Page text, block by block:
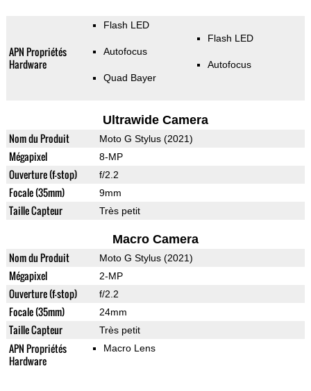
APN Propriétés
Hardware
Flash LED
Autofocus
Quad Bayer
Flash LED
Autofocus
Ultrawide Camera
Nom du Produit Moto G Stylus (2021)
Mégapixel 8-MP
Ouverture (f-stop) f/2.2
Focale (35mm) 9mm
Taille Capteur Très petit
Macro Camera
Nom du Produit Moto G Stylus (2021)
Mégapixel 2-MP
Ouverture (f-stop) f/2.2
Focale (35mm) 24mm
Taille Capteur Très petit
APN Propriétés
Hardware
Macro Lens